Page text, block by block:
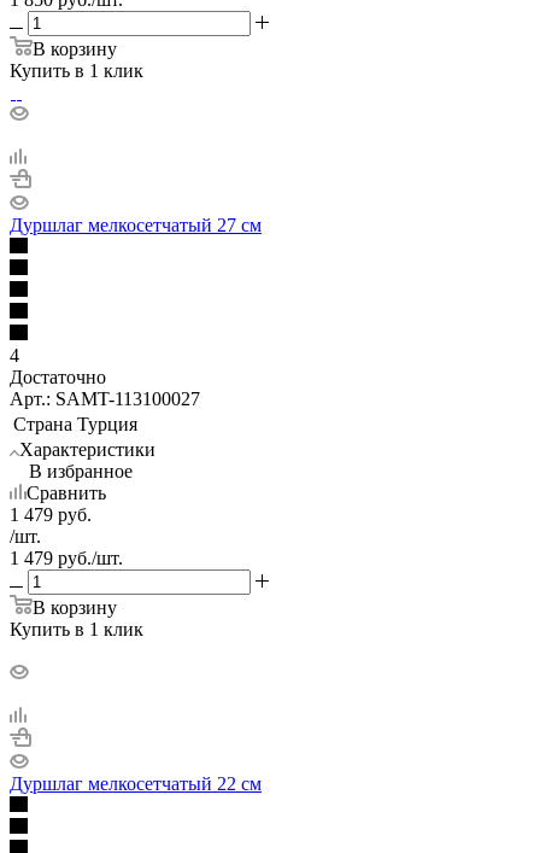
В корзину
Купить в 1 клик
Дуршлаг мелкосетчатый 27 см
4
Достаточно
Арт.: SAMT-113100027
Страна Турция
Характеристики
В избранное
Сравнить
1 479 руб.
/шт.
1 479 руб./шт.
В корзину
Купить в 1 клик
Дуршлаг мелкосетчатый 22 см